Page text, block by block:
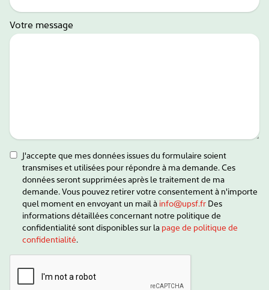
Votre message
J'accepte que mes données issues du formulaire soient
transmises et utilisées pour répondre à ma demande. Ces
données seront supprimées après le traitement de ma
demande. Vous pouvez retirer votre consentement à n'importe
quel moment en envoyant un mail à info@upsf.fr Des
informations détaillées concernant notre politique de
confidentialité sont disponibles sur la page de politique de
confidentialité.